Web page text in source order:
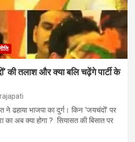
की तलाश और क्या बलि चढ़ेंगे पार्टी के
ढहाया भाजपा का दुर्ग। किन ‘जयचंदों’ पर
का अब क्या होगा ? सियासत की बिसात पर